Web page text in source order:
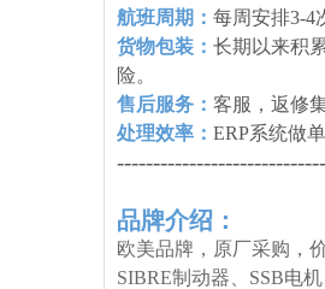
航班周期： 每周安排3-4
货物包装： 长期以来积
险。
售后服务： 客服，返修
处理效率： ERP系统做
品牌介绍：
欧美品牌，原厂采购，
SIBRE制动器、SSB电